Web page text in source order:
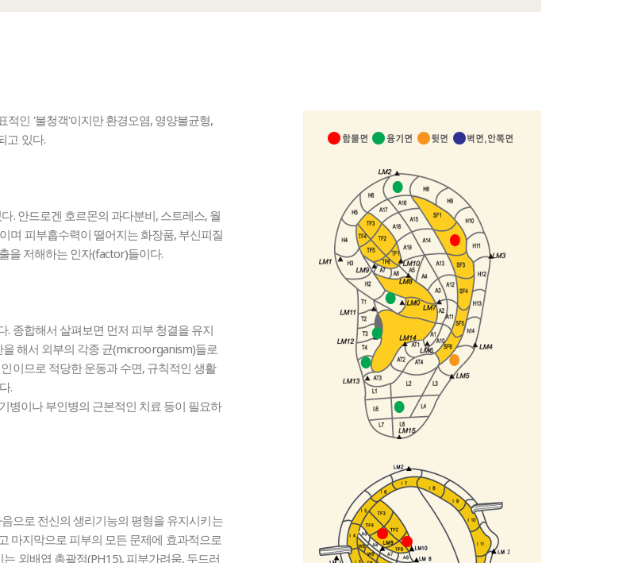
인 '불청객'이지만 환경오염, 영양불균형,
고 있다.
. 안드로겐 호르몬의 과다분비, 스트레스, 월
며 피부흡수력이 떨어지는 화장품, 부신피질
을 저해하는 인자(factor)들이다.
종합해서 살펴보면 먼저 피부 청결을 유지
해서 외부의 각종 균(microorganism)들로
이므로 적당한 운동과 수면, 규칙적인 생활
.
병이나 부인병의 근본적인 치료 등이 필요하
으로 전신의 생리기능의 평형을 유지시키는
마지막으로 피부의 모든 문제에 효과적으로
외배엽 총괄점(PH15), 피부가려움, 두드러